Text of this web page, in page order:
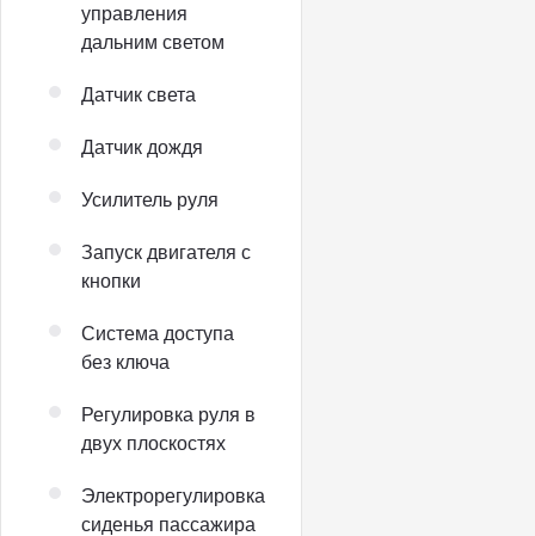
управления
дальним светом
Датчик света
Датчик дождя
Усилитель руля
Запуск двигателя с
кнопки
Система доступа
без ключа
Регулировка руля в
двух плоскостях
Электрорегулировка
сиденья пассажира